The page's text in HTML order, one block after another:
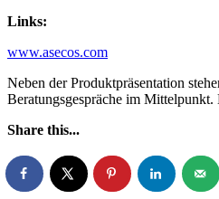
Links:
www.asecos.com
Neben der Produktpräsentation
Beratungsgespräche im Mittelpunkt.
Share this...